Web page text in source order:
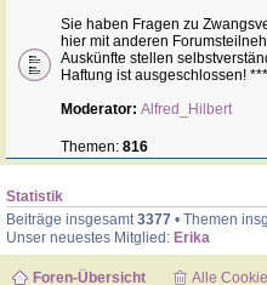
Sie haben Fragen zu
hier mit anderen
Auskünfte stellen
Haftung ist ausgeschlossen! ***
Moderator: Alfred_Hilbert
Themen: 816
Statistik
Beiträge insgesamt3377 • Themen
Unser neuestes Mitglied: Erika
Foren-Übersicht Alle